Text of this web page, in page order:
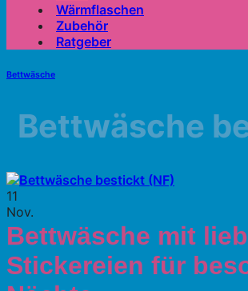
Wärmflaschen
Zubehör
Ratgeber
Bettwäsche
Bettwäsche
11
Nov.
Bettwäsche mit
Stickereien für